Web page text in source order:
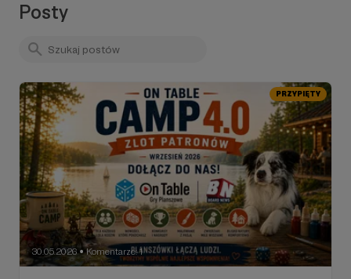
Posty
PRZYPIĘTY
30.05.2026 ● Komentarze: 1